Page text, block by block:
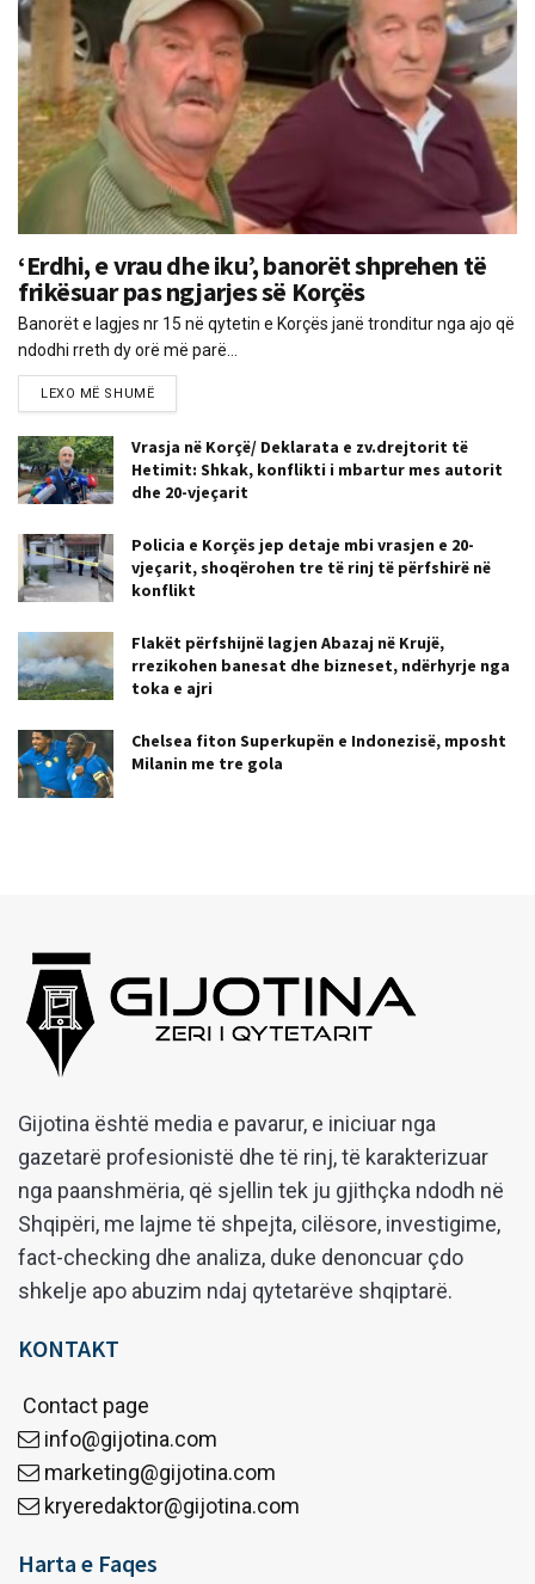
‘Erdhi, e vrau dhe iku’, banorët shprehen të
frikësuar pas ngjarjes së Korçës
Banorët e lagjes nr 15 në qytetin e Korçës janë tronditur nga ajo që
ndodhi rreth dy orë më parë...
LEXO MË SHUMË
Vrasja në Korçë/ Deklarata e zv.drejtorit të
Hetimit: Shkak, konflikti i mbartur mes autorit
dhe 20-vjeçarit
Policia e Korçës jep detaje mbi vrasjen e 20-
vjeçarit, shoqërohen tre të rinj të përfshirë në
konflikt
Flakët përfshijnë lagjen Abazaj në Krujë,
rrezikohen banesat dhe bizneset, ndërhyrje nga
toka e ajri
Chelsea fiton Superkupën e Indonezisë, mposht
Milanin me tre gola
Gijotina është media e pavarur, e iniciuar nga
gazetarë profesionistë dhe të rinj, të karakterizuar
nga paanshmëria, që sjellin tek ju gjithçka ndodh në
Shqipëri, me lajme të shpejta, cilësore, investigime,
fact-checking dhe analiza, duke denoncuar çdo
shkelje apo abuzim ndaj qytetarëve shqiptarë.
KONTAKT
Contact page
info@gijotina.com
marketing@gijotina.com
kryeredaktor@gijotina.com
Harta e Faqes